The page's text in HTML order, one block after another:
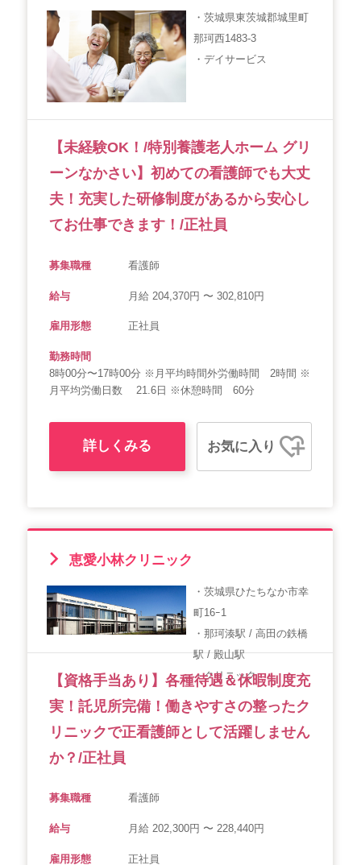
・茨城県東茨城郡城里町
那珂西1483-3
・デイサービス
【未経験OK！/特別養護老人ホーム グリ
ーンなかさい】初めての看護師でも大丈
夫！充実した研修制度があるから安心し
てお仕事できます！/正社員
募集職種 看護師
給与 月給 204,370円 〜 302,810円
雇用形態 正社員
勤務時間
8時00分〜17時00分 ※月平均時間外労働時間 2時間 ※
月平均労働日数 21.6日 ※休憩時間 60分
詳しくみる お気に入り
恵愛小林クリニック
・茨城県ひたちなか市幸
町16ｰ1
・那珂湊駅 / 高田の鉄橋
駅 / 殿山駅
・クリニック
【資格手当あり】各種待遇＆休暇制度充
実！託児所完備！働きやすさの整ったク
リニックで正看護師として活躍しません
か？/正社員
募集職種 看護師
給与 月給 202,300円 〜 228,440円
雇用形態 正社員